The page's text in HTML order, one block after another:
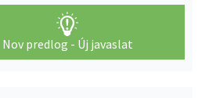
Nov predlog - Új javaslat